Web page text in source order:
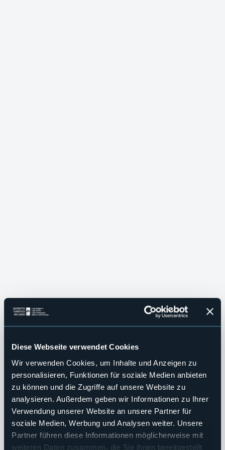
Diese Webseite verwendet Cookies
Wir verwenden Cookies, um Inhalte und Anzeigen zu
personalisieren, Funktionen für soziale Medien anbieten
zu können und die Zugriffe auf unsere Website zu
analysieren. Außerdem geben wir Informationen zu Ihrer
Verwendung unserer Website an unsere Partner für
soziale Medien, Werbung und Analysen weiter. Unsere
Partner führen diese Informationen möglicherweise mit
weiteren Daten zusammen, die Sie ihnen bereitgestellt
HERZLICH WILLKOMMEN!
VILLEN UND GÄRTEN
Grüne und
SLOW TOURISM
UNSERE WINTER EXPERIENCE!